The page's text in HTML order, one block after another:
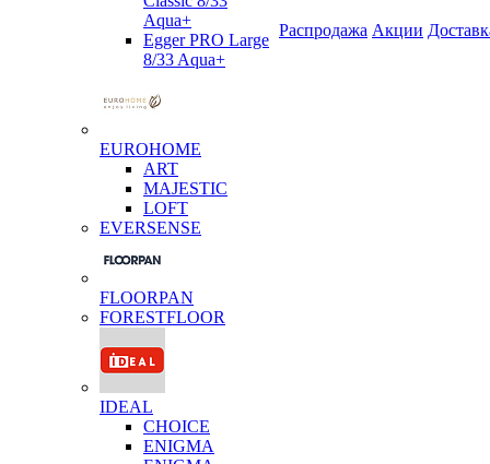
Aqua+
Egger PRO Large
8/33 Aqua+
EUROHOME
ART
MAJESTIC
LOFT
EVERSENSE
FLOORPAN
FORESTFLOOR
IDEAL
CHOICE
ENIGMA
Распродажа Акции